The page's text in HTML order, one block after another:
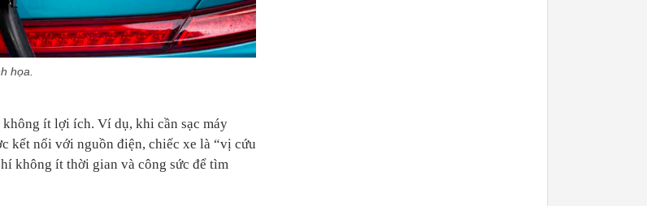
họa.
ít lợi ích. Ví dụ, khi cần sạc máy
kết nối với nguồn điện, chiếc xe là “vị cứu
không ít thời gian và công sức để tìm